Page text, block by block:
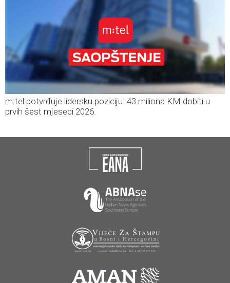
m:tel potvrđuje lidersku poziciju: 43 miliona KM dobiti u
prvih šest mjeseci 2026.